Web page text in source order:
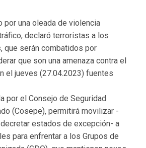
por una oleada de violencia
declaró terroristas a los
que serán combatidos por
que son una amenaza contra el
el jueves (27.04.2023) fuentes
por el Consejo de Seguridad
(Cosepe), permitirá movilizar -
estados de excepción- a
para enfrentar a los Grupos de